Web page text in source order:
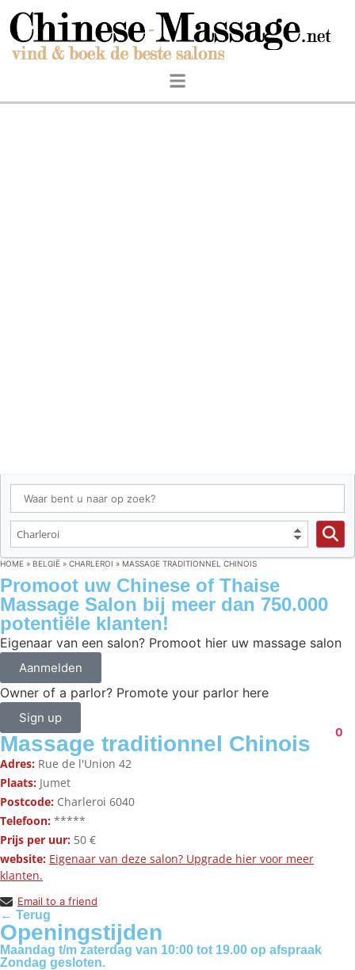
HOME » BELGIË » CHARLEROI » MASSAGE TRADITIONNEL CHINOIS
Promoot uw Chinese of Thaise
Massage Salon bij meer dan 750.000
potentiële klanten!
Eigenaar van een salon? Promoot hier uw massage salon
Aanmelden
Owner of a parlor? Promote your parlor here
Sign up
Massage traditionnel Chinois 0
Adres: Rue de l'Union 42
Plaats: Jumet
Postcode: Charleroi 6040
Telefoon: *****
Prijs per uur: 50 €
website: Eigenaar van deze salon? Upgrade hier voor meer
klanten.
Email to a friend
← Terug
Openingstijden
Maandag t/m zaterdag van 10:00 tot 19.00 op afspraak
Zondag gesloten.